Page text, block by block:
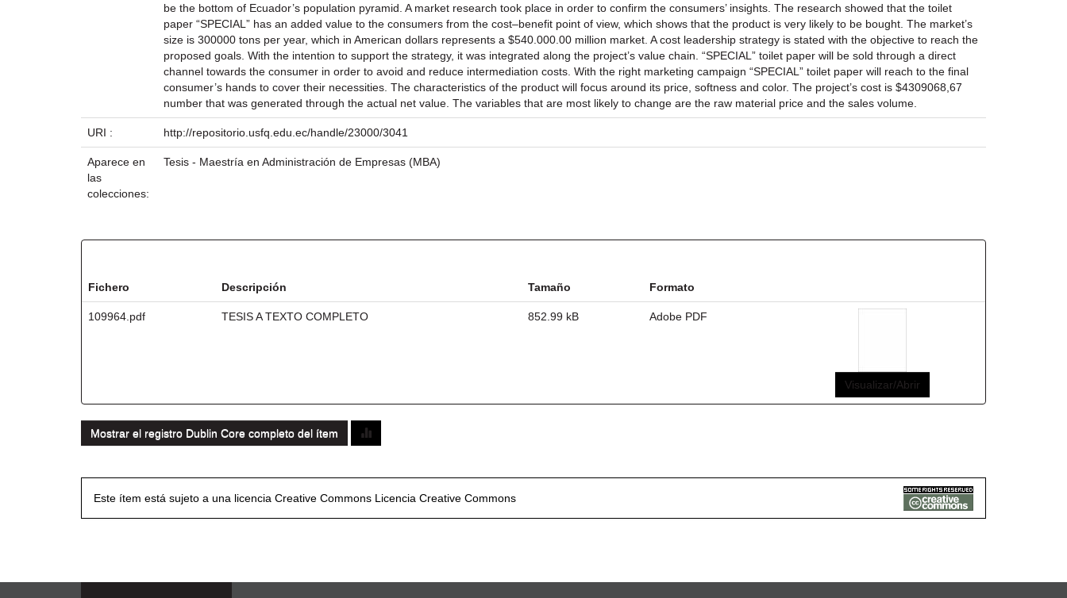
be the bottom of Ecuador’s population pyramid. A market research took place in order to confirm the consumers’ insights. The research showed that the toilet
paper “SPECIAL” has an added value to the consumers from the cost–benefit point of view, which shows that the product is very likely to be bought. The market’s
size is 300000 tons per year, which in American dollars represents a $540.000.00 million market. A cost leadership strategy is stated with the objective to reach the
proposed goals. With the intention to support the strategy, it was integrated along the project’s value chain. “SPECIAL” toilet paper will be sold through a direct
channel towards the consumer in order to avoid and reduce intermediation costs. With the right marketing campaign “SPECIAL” toilet paper will reach to the final
consumer’s hands to cover their necessities. The characteristics of the product will focus around its price, softness and color. The project’s cost is $4309068,67
number that was generated through the actual net value. The variables that are most likely to change are the raw material price and the sales volume.
URI : http://repositorio.usfq.edu.ec/handle/23000/3041
Aparece en
las
colecciones:
Tesis - Maestría en Administración de Empresas (MBA)
Fichero Descripción Tamaño Formato
109964.pdf TESIS A TEXTO COMPLETO 852.99 kB Adobe PDF
Visualizar/Abrir
Mostrar el registro Dublin Core completo del ítem
Este ítem está sujeto a una licencia Creative Commons Licencia Creative Commons